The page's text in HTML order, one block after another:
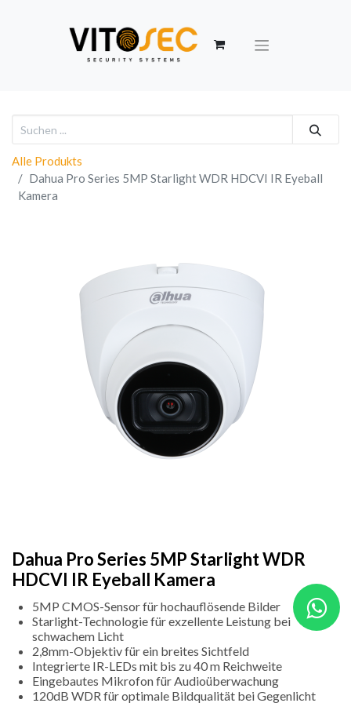
Alle Produkts
Dahua Pro Series 5MP Starlight WDR HDCVI IR Eyeball
Kamera
Dahua Pro Series 5MP Starlight WDR
HDCVI IR Eyeball Kamera
5MP CMOS-Sensor für hochauflösende Bilder
Starlight-Technologie für exzellente Leistung bei
schwachem Licht
2,8mm-Objektiv für ein breites Sichtfeld
Integrierte IR-LEDs mit bis zu 40 m Reichweite
Eingebautes Mikrofon für Audioüberwachung
120dB WDR für optimale Bildqualität bei Gegenlicht